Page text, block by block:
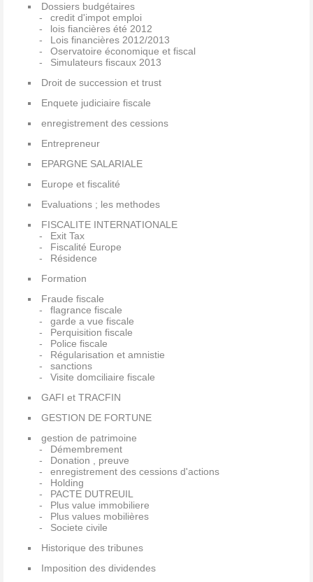
Dossiers budgétaires
credit d'impot emploi
lois fiancières été 2012
Lois financières 2012/2013
Oservatoire économique et fiscal
Simulateurs fiscaux 2013
Droit de succession et trust
Enquete judiciaire fiscale
enregistrement des cessions
Entrepreneur
EPARGNE SALARIALE
Europe et fiscalité
Evaluations ; les methodes
FISCALITE INTERNATIONALE
Exit Tax
Fiscalité Europe
Résidence
Formation
Fraude fiscale
flagrance fiscale
garde a vue fiscale
Perquisition fiscale
Police fiscale
Régularisation et amnistie
sanctions
Visite domciliaire fiscale
GAFI et TRACFIN
GESTION DE FORTUNE
gestion de patrimoine
Démembrement
Donation , preuve
enregistrement des cessions d'actions
Holding
PACTE DUTREUIL
Plus value immobiliere
Plus values mobilières
Societe civile
Historique des tribunes
Imposition des dividendes